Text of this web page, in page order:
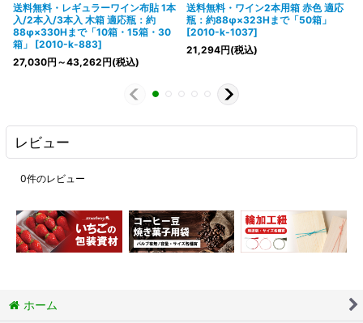
送料無料・レギュラーワイン布貼 1本
入/2本入/3本入 木箱 適応瓶：約
88φ×330Hまで「10箱・15箱・30
箱」
[2010-k-883]
27,030円 ～43,262円(税込)
送料無料・ワイン2本用箱 赤色 適応
瓶：約88φ×323Hまで「50箱」
[2010-k-1037]
21,294円(税込)
レビュー
0件のレビュー
ホーム